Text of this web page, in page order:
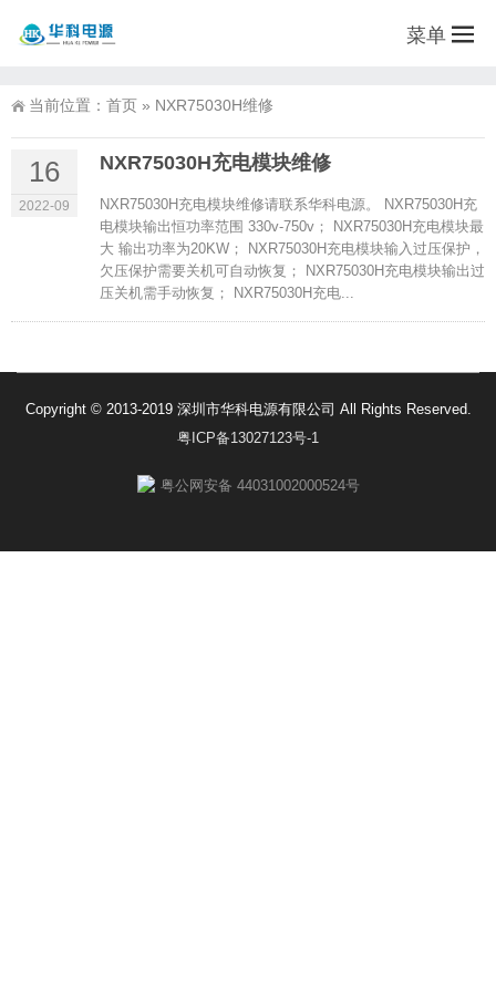
菜单
当前位置： 首页 » NXR75030H维修
16
2022-09
NXR75030H充电模块维修
NXR75030H充电模块维修请联系华科电源。 NXR75030H充
电模块输出恒功率范围 330v-750v； NXR75030H充电模块最
大 输出功率为20KW； NXR75030H充电模块输入过压保护，
欠压保护需要关机可自动恢复； NXR75030H充电模块输出过
压关机需手动恢复； NXR75030H充电...
Copyright © 2013-2019 深圳市华科电源有限公司 All Rights Reserved.
粤ICP备13027123号-1
粤公网安备 44031002000524号